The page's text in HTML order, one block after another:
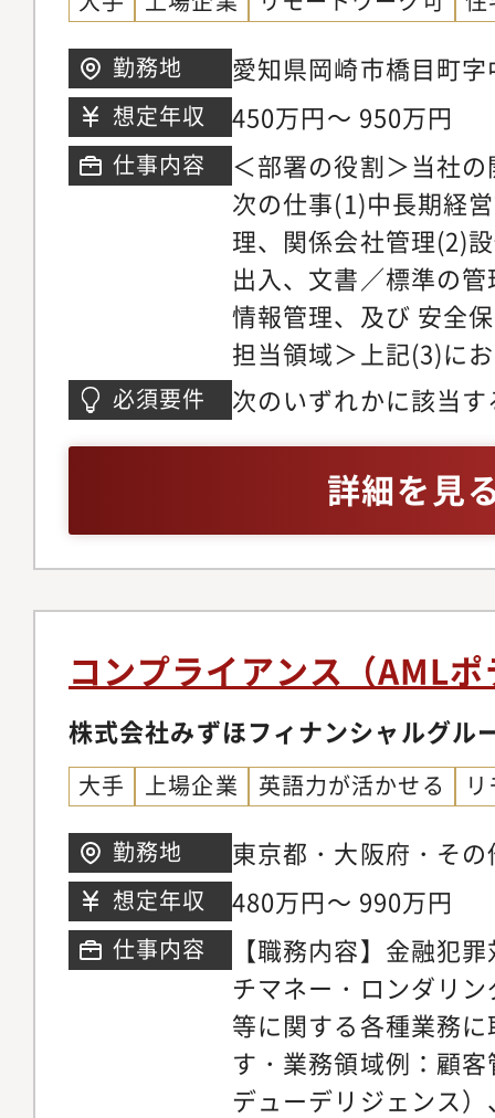
勤務地 愛知県岡崎市橋目町
想定年収 450万円～ 950万円
仕事内容
＜部署の役割＞当社
次の仕事(1)中長期経
理、関係会社管理(2)
出入、文書／標準の
情報管理、及び 安全
担当領域＞上記(3)に
は両方の業務をご担
（中核機能） ・規
レーゾーンの構造化
含む 対応方針案を
層部へインプット②安
基盤の高度化 ・技術
連携した管理モデル
スの効率化・高度化
Office製品、内製BoM
あり）＜やりがい・
の開発部門全体を俯
わることができる。
「最適な事業判断」
る。・日本及び米中
に関与／経験できる
いて、能動的な立場
る。・将来的にチー
進可能。
必須要件
次のいずれかに該当
生産／技術企画など
リーダー経験、また
コンサル経験
詳細を見
コンプライアンス（AML
株式会社みずほフィナンシャルグル
大手 上場企業 英語力が活かせる
勤務地 東京都・大阪府・その
想定年収 480万円～ 990万円
仕事内容
【職務内容】金融犯
チマネー・ロンダリ
等に関する各種業務
す・業務領域例：顧
デューデリジェンス